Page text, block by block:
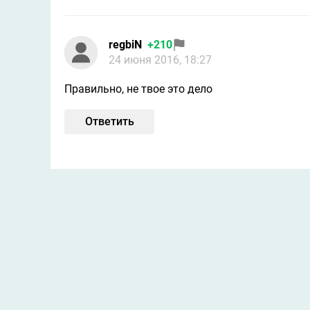
regbiN +210
24 июня 2016, 18:27
Правильно, не твое это дело
Ответить